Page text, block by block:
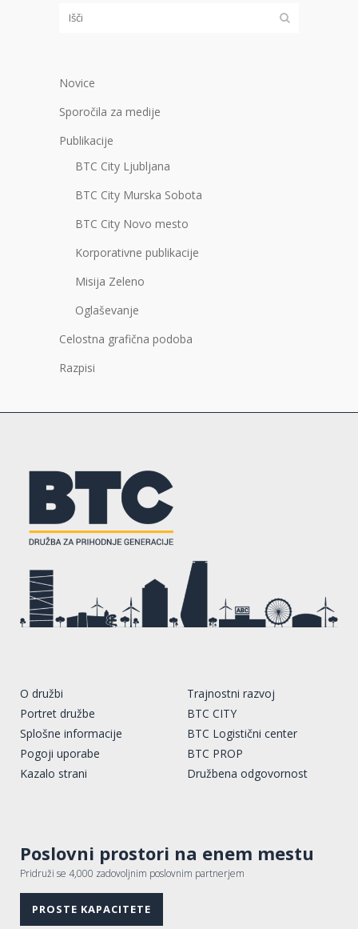
Novice
Sporočila za medije
Publikacije
BTC City Ljubljana
BTC City Murska Sobota
BTC City Novo mesto
Korporativne publikacije
Misija Zeleno
Oglaševanje
Celostna grafična podoba
Razpisi
O družbi
Portret družbe
Splošne informacije
Pogoji uporabe
Kazalo strani
Trajnostni razvoj
BTC CITY
BTC Logistični center
BTC PROP
Družbena odgovornost
Poslovni prostori na enem mestu
Pridruži se 4,000 zadovoljnim poslovnim partnerjem
PROSTE KAPACITETE